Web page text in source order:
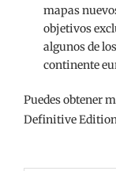
mapas
objetivos
algunos de
continente
Puedes obtener
Definitive